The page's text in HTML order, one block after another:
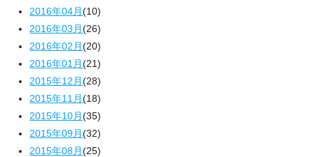
2016年04月(10)
2016年03月(26)
2016年02月(20)
2016年01月(21)
2015年12月(28)
2015年11月(18)
2015年10月(35)
2015年09月(32)
2015年08月(25)